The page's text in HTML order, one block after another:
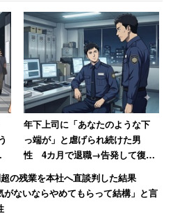
性 年収450万円）
組合員の間は基準家賃の8
てくれる。女性は育休、産
お休みする人もいる。夫の
休職が可能となった。女性
っていたため、改善され
性 年収650万円）
年下上司に「あなたのような下
っ端が」と虐げられ続けた男
性 4カ月で退職→告発して復讐
を果たすまで【前編】
の残業を本社へ直談判した結果
ないならやめてもらって結構」と言